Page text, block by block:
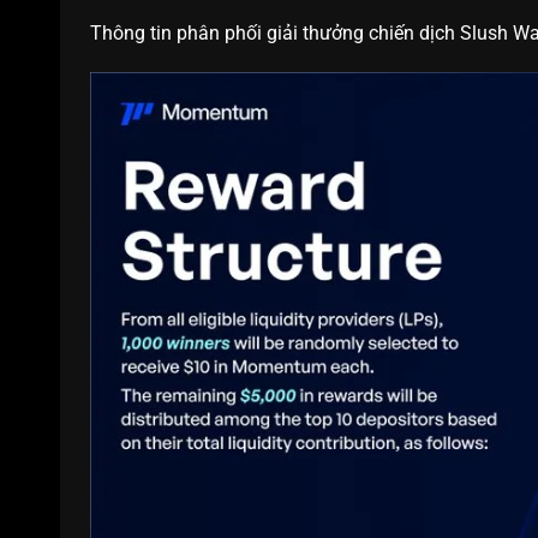
Thông tin phân phối giải thưởng chiến dịch Slush